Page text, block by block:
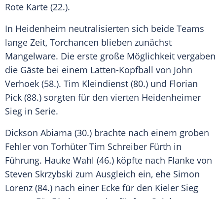
Rote Karte (22.).
In Heidenheim neutralisierten sich beide Teams
lange Zeit, Torchancen blieben zunächst
Mangelware. Die erste große Möglichkeit vergaben
die Gäste bei einem Latten-Kopfball von John
Verhoek (58.). Tim Kleindienst (80.) und Florian
Pick (88.) sorgten für den vierten Heidenheimer
Sieg in Serie.
Dickson Abiama (30.) brachte nach einem groben
Fehler von Torhüter Tim Schreiber Fürth in
Führung. Hauke Wahl (46.) köpfte nach Flanke von
Steven Skrzybski zum Ausgleich ein, ehe Simon
Lorenz (84.) nach einer Ecke für den Kieler Sieg